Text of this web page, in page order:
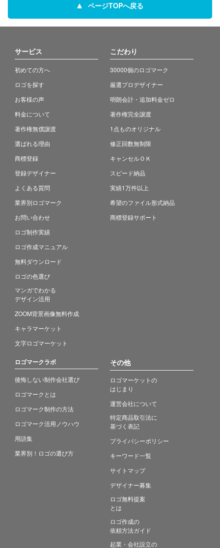
ページTOPへ戻る
サービス
初めての方へ
ロゴを探す
お客様の声
料金について
著作権無償譲渡
選ばれる理由
商標登録
登録デザイナー
よくある質問
業界別ロゴマーク
お問い合わせ
ロゴ制作実績
ロゴ作成マニュアル
無料ダウンロード
ロゴの色選び
マンガでわかる
デザイン活用
ZOOM背景画像無料作成
キャラマーケット
文字ロゴマーケット
こだわり
30000個のロゴマーク
厳選プロデザイナー
明朗会計・追加料金ゼロ
著作権完全譲渡
1点ものオリジナル
修正回数無制限
キャンセルＯＫ
スピード納品
実績1万件以上
希望のファイル形式納品
商標登録サポート
ロゴマークラボ
後悔しない制作会社選び
ロゴマークとは
ロゴマーク制作の方法
ロゴマーク活用ノウハウ
用語集
業界別！ロゴの選び方
その他
ロゴマーケットの
はじまり
運営会社について
特定商品取引法に
基づく表記
プライバシーポリシー
キーワード一覧
サイトマップ
デザイナー募集
ロゴ無料提案
とは
ロゴ作成の
依頼方法ガイド
起業・会社設立の